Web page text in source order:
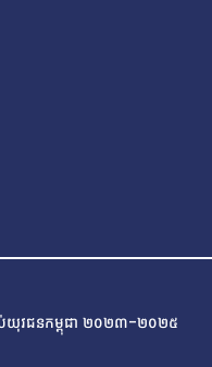
ជិកគណៈកម្មាធិការ
Cambodia។ បេសកកម្ម
នអាចរៀន ផ្លាស់ប្តូរ
យចូលរួមជាគណៈកម្មាធិការ
មានឥទ្ធិពលសម្រាប់ការ
ារប្រើប្រាស់ប្រកបដោយភាព
តការស្វែងយល់បន្ថែម
ប់យុវជនកម្ពុជា ២០២៣-២០២៥